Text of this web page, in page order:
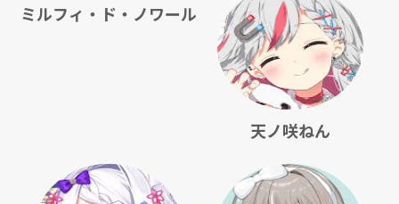
ミルフィ・ド・ノワール
天ノ咲ねん